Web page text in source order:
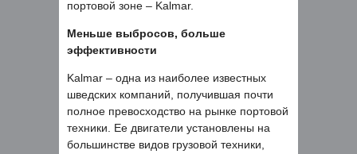
портовой зоне – Kalmar.
Меньше выбросов, больше
эффективности
Kalmar – одна из наиболее известных
шведских компаний, получившая почти
полное превосходство на рынке портовой
техники. Ее двигатели установлены на
большинстве видов грузовой техники,